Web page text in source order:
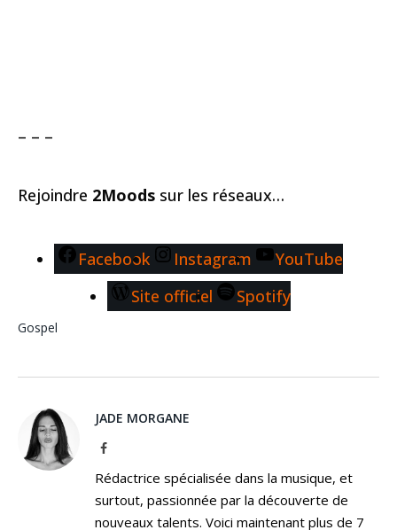
– – –
Rejoindre 2Moods sur les réseaux…
Facebook Instagram
YouTube
Site officiel
Spotify
Gospel
JADE MORGANE
Facebook
Rédactrice spécialisée dans la musique, et
surtout, passionnée par la découverte de
nouveaux talents. Voici maintenant plus de 7